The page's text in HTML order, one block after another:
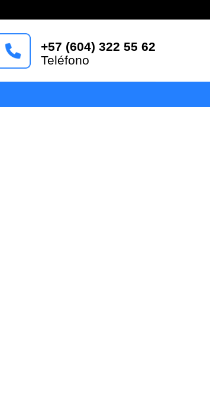
+57 (604) 322 55 62
Teléfono